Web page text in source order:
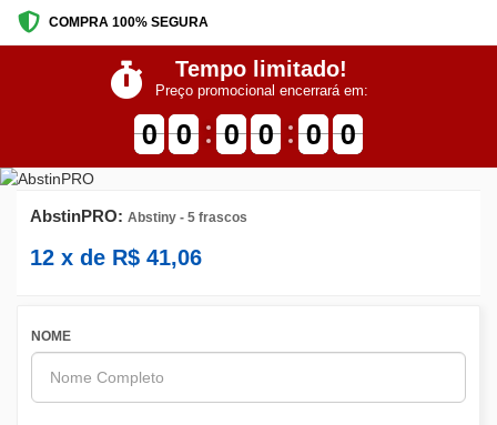
COMPRA 100% SEGURA
Tempo limitado!
Preço promocional encerrará em:
9
9
0
0 9
9
0
0 9
9
0
0 9
9
0
0 9
9
0
0 9
9
0
0
AbstinPRO: Abstiny - 5 frascos
12 x de R$ 41,06
NOME